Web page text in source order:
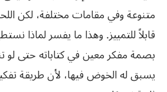
متنوعة وفي مقامات مختلفة، لكن
قابلاً للتمييز. وهذا ما يفسر لماذا
بصمة مفكر معين في كتاباته حتى
يسبق له الخوض فيها، لأن طريقة